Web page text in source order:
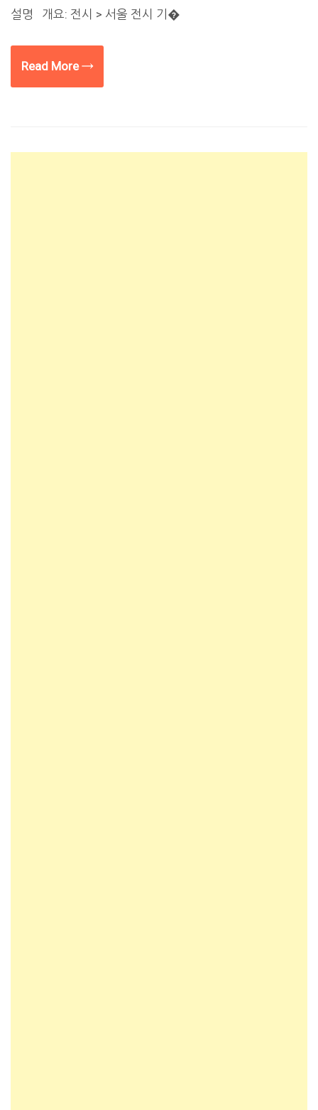
설명 개요: 전시 > 서울 전시 기�
Read More →